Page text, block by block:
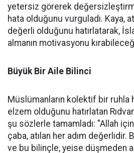
yetersiz görerek
hata olduğunu vurguladı. Kaya,
değerli olduğunu hatırlatarak,
almanın motivasyonu
Büyük Bir Aile Bilinci
Müslümanların kolektif bir ruhla
elzem olduğunu hatırlatan
şu sözlerle tamamladı: "Allah
çaba, atılan her adım değerlidir.
ve bu bilinçle, yeise düşmeden